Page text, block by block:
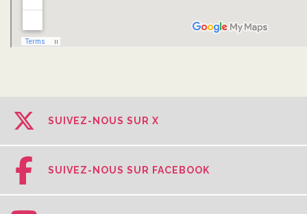
SUIVEZ-NOUS SUR X
SUIVEZ-NOUS SUR FACEBOOK